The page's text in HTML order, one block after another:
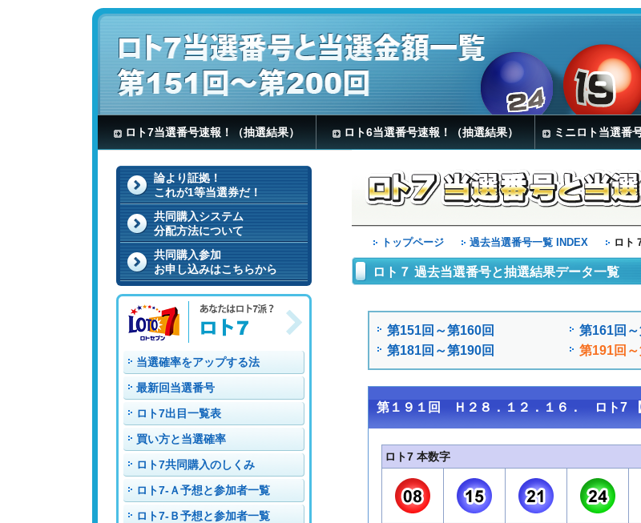
ロト7当選番号速報！（抽選結果） ロト6当選番号速報！（抽選結果） ミニロト当選番
トップページ 過去当選番号一覧 INDEX ロト
ロト７ 過去当選番号と抽選結果データ一覧
第151回～第160回 第161回
第181回～第190回
第191回
第１９１回 Ｈ２８．１２．１６． ロト7
ロト7 本数字
論より証拠！
これが1等当選券だ！
共同購入システム
分配方法について
共同購入参加
お申し込みはこちらから
当選確率をアップする法
最新回当選番号
ロト7出目一覧表
買い方と当選確率
ロト7共同購入のしくみ
ロト7-Ａ予想と参加者一覧
ロト7-Ｂ予想と参加者一覧